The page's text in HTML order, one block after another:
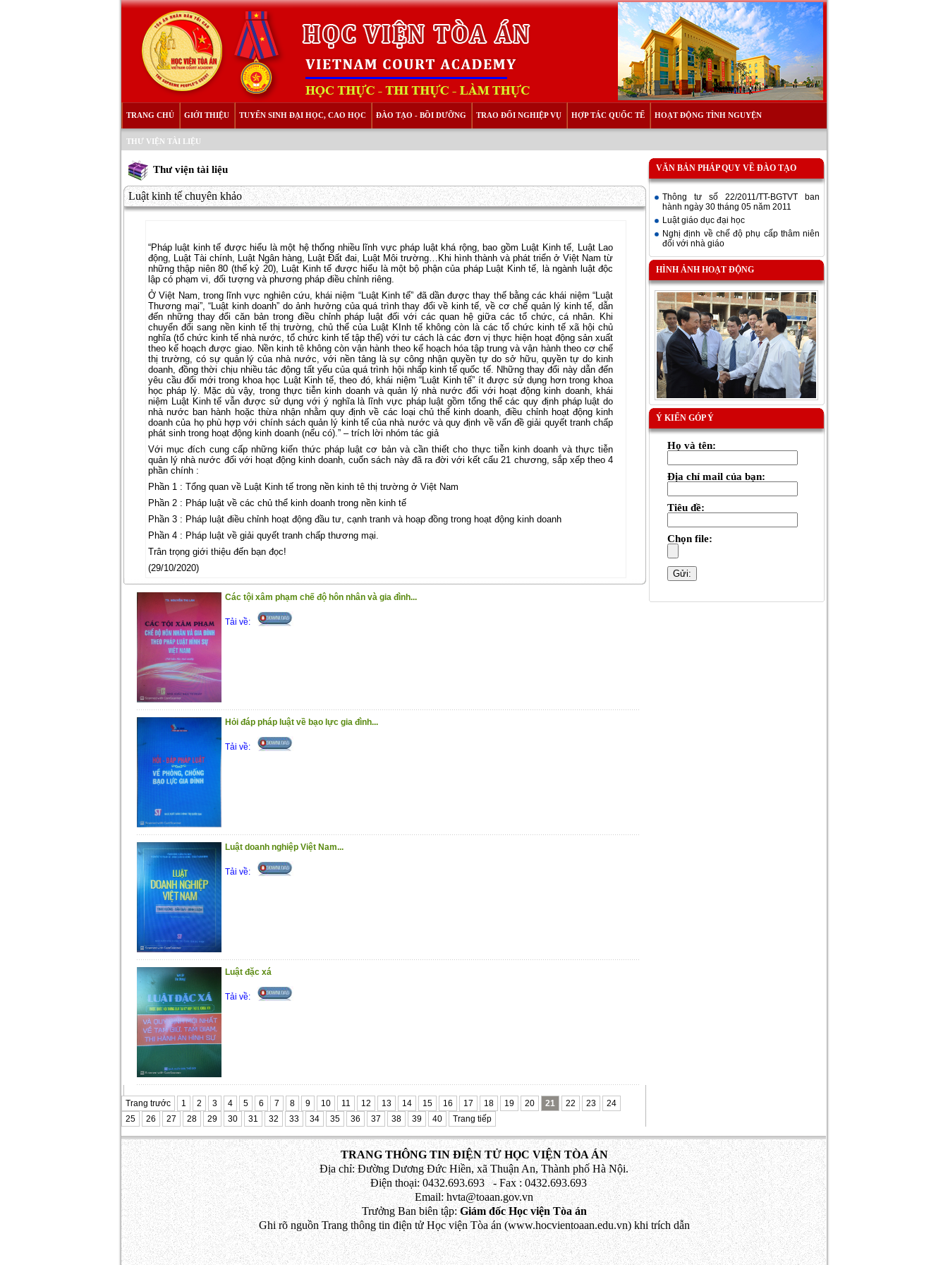
TRANG CHỦ GIỚI THIỆU TUYỂN SINH ĐẠI HỌC, CAO HỌC ĐÀO TẠO - BỒI DƯỠNG TRAO ĐỔI NGHIỆP VỤ HỢP TÁC QUỐC TẾ HOẠT ĐỘNG TÌNH NGUYỆN
THƯ VIỆN TÀI LIỆU
Thư viện tài liệu
Luật kinh tế chuyên khảo
“Pháp luật kinh tế được hiểu là một hệ thống nhiều lĩnh vực pháp luật khá rộng, bao gồm Luật Kinh tế, Luật Lao
động, Luật Tài chính, Luật Ngân hàng, Luật Đất đai, Luật Môi trường…Khi hình thành và phát triển ở Việt Nam từ
những thập niên 80 (thế kỷ 20), Luật Kinh tế được hiểu là một bộ phận của pháp Luật Kinh tế, là ngành luật độc
lập có phạm vi, đối tượng và phương pháp điều chỉnh riêng.
Ở Việt Nam, trong lĩnh vực nghiên cứu, khái niệm “Luật Kinh tế” đã dần được thay thế bằng các khái niệm “Luật
Thương mại”, “Luật kinh doanh” do ảnh hưởng của quá trình thay đổi về kinh tế, về cơ chế quản lý kinh tế, dẫn
đến những thay đổi căn bản trong điều chỉnh pháp luật đối với các quan hệ giữa các tổ chức, cá nhân. Khi
chuyển đổi sang nền kinh tế thị trường, chủ thể của Luật KInh tế không còn là các tổ chức kinh tế xã hội chủ
nghĩa (tổ chức kinh tế nhà nước, tổ chức kinh tế tập thể) với tư cách là các đơn vị thực hiện hoạt động sản xuất
theo kế hoạch được giao. Nền kinh tê không còn vận hành theo kế hoạch hóa tập trung và vận hành theo cơ chế
thị trường, có sự quản lý của nhà nước, với nền tảng là sự công nhận quyền tự do sở hữu, quyền tự do kinh
doanh, đồng thời chịu nhiều tác động tất yếu của quá trình hội nhấp kinh tế quốc tế. Những thay đổi này dẫn đến
yêu cầu đổi mới trong khoa học Luật Kinh tế, theo đó, khái niệm “Luật Kinh tế” ít được sử dụng hơn trong khoa
học pháp lý. Mặc dù vậy, trong thực tiễn kinh doanh và quản lý nhà nước đối với hoạt động kinh doanh, khái
niệm Luật Kinh tế vẫn được sử dụng với ý nghĩa là lĩnh vực pháp luật gồm tổng thể các quy định pháp luật do
nhà nước ban hành hoặc thừa nhận nhằm quy định về các loại chủ thể kinh doanh, điều chỉnh hoạt động kinh
doanh của họ phù hợp với chính sách quản lý kinh tế của nhà nước và quy định về vấn đề giải quyết tranh chấp
phát sinh trong hoạt động kinh doanh (nếu có).” – trích lời nhóm tác giả
Với mục đích cung cấp những kiến thức pháp luật cơ bản và cần thiết cho thực tiễn kinh doanh và thực tiễn
quản lý nhà nước đối với hoạt động kinh doanh, cuốn sách này đã ra đời với kết cấu 21 chương, sắp xếp theo 4
phần chính :
Phần 1 : Tổng quan về Luật Kinh tế trong nền kinh tê thị trường ở Việt Nam
Phần 2 : Pháp luật về các chủ thể kinh doanh trong nền kinh tế
Phần 3 : Pháp luật điều chỉnh hoạt động đầu tư, cạnh tranh và hoạp đồng trong hoạt động kinh doanh
Phần 4 : Pháp luật về giải quyết tranh chấp thương mại.
Trân trọng giới thiệu đến bạn đọc!
(29/10/2020)
Các tội xâm phạm chế độ hôn nhân và gia đình...
Tải về:
Hỏi đáp pháp luật về bạo lực gia đình...
Tải về:
Luật doanh nghiệp Việt Nam...
Tải về:
Luật đặc xá
Tải về:
Trang trước 1 2 3 4 5 6 7 8 9 10 11 12 13 14 15 16 17 18 19 20 21 22 23
24
25
26 27 28 29 30 31 32 33 34 35 36 37 38 39 40 Trang tiếp
VĂN BẢN PHÁP QUY VỀ ĐÀO TẠO
Thông tư số 22/2011/TT-BGTVT ban
hành ngày 30 tháng 05 năm 2011
Luật giáo dục đại học
Nghị định về chế độ phụ cấp thâm niên
đối với nhà giáo
HÌNH ẢNH HOẠT ĐỘNG
Ý KIẾN GÓP Ý
Họ và tên:
Địa chỉ mail của bạn:
Tiêu đề:
Chọn file:
TRANG THÔNG TIN ĐIỆN TỬ HỌC VIỆN TÒA ÁN
Địa chỉ: Đường Dương Đức Hiền, xã Thuận An, Thành phố Hà Nội.
Điện thoại: 0432.693.693 - Fax : 0432.693.693
Email: hvta@toaan.gov.vn
Trưởng Ban biên tập:Giám đốc Học viện Tòa án
Ghi rõ nguồn Trang thông tin điện tử Học viện Tòa án (www.hocvientoaan.edu.vn) khi trích dẫn